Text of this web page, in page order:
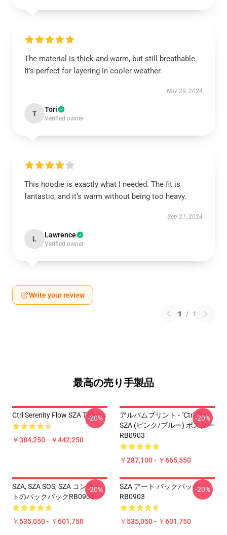
The material is thick and warm, but still breathable.
It’s perfect for layering in cooler weather.
Nov 29, 2024
T Tori
Verified owner
This hoodie is exactly what I needed. The fit is
fantastic, and it’s warm without being too heavy.
Sep 21, 2024
L Lawrence
Verified owner
Write your review
1 / 1
最高の売り手製品
Ctrl Serenity Flow SZA T-Shirts
￥384,250 - ￥442,250
-20%
アルバムプリント - "Ctrl" By
SZA (ピンク/ブルー) ポスター
RB0903
￥287,100 - ￥665,550
-20%
SZA, SZA SOS, SZA コンサー
トのバックパックRB0903
￥535,050 - ￥601,750
-20%
SZA アート バックパック
RB0903
￥535,050 - ￥601,750
-20%